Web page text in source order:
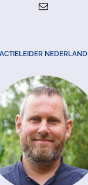
ACTIELEIDER NEDERLAND